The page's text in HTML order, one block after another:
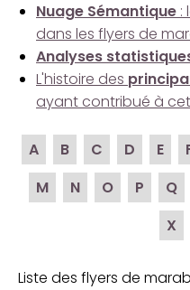
Nuage Sémantique :
dans les flyers de
Analyses
L'histoire des
ayant contribué à
A B C D E
M
N O P Q
X
Liste des flyers de